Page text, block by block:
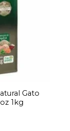
Gato
1kg